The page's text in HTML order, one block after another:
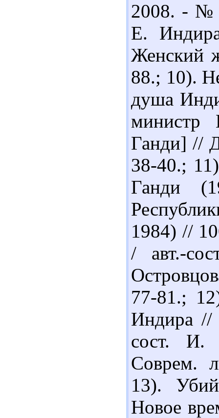
2008. - №
Е.
Женский
88.; 10).
душа
министр
Ганди] //
38-40.;
Ганди
1984) //
/ авт.-
77-81.;
Индира //
сост.
Соврем.
13).
Новое